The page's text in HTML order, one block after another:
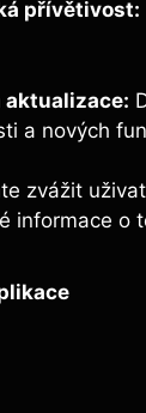
přívětivost:
aktualizace:
a nových
zvážit
informace o